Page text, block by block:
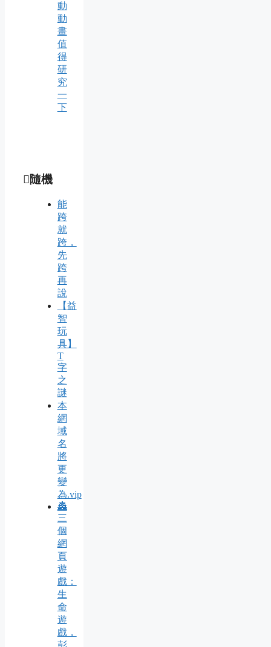
動
動
畫
值
得
研
究
一
下
隨機
能
跨
就
跨，
先
跨
再
說
【益
智
玩
具】
T
字
之
謎
本
網
域
名
將
更
變
為.vip
🏯
三
個
網
頁
遊
戲：
生
命
遊
戲，